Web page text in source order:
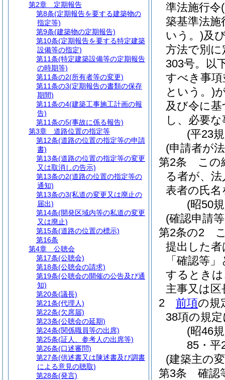
準法施行令
築基準法施
いう。)及
方法で別
303号。以
すべき事
という。)
及び令に
し、必要
(平23
(申請者が
第2条
この
る者が、
表者の氏
(昭50
(確認申請
第2条の2
提出した者
「確認等
するとき
主事又は
2
前項の規
38項の規
(昭46
85・平
(建築主の
第3条
確認
第2章
定期報告
第8条(定期報告を要する建築物の
指定等)
第9条(建築物の定期報告)
第10条(定期報告を要する特定建築
設備等の指定)
第11条(特定建築設備等の定期報告
の時期等)
第11条の2(所有者等の変更)
第11条の3(定期報告の書類の保存
期間)
第11条の4(建築工事施工計画の報
告)
第11条の5(事故に係る報告)
第3章
道路位置の指定等
第12条(道路の位置の指定等の申請
書)
第13条(道路の位置の指定等の変更
又は取消しの告示)
第13条の2(道路の位置の指定等の
通知)
第13条の3(私道の変更又は廃止の
届出)
第14条(開発区域内等の私道の変更
又は廃止)
第15条(道路の位置の標示)
第16条
第4章
公聴会
第17条(公聴会)
第18条(公聴会の請求)
第19条(公聴会の開催の公告及び通
知)
第20条(議長)
第21条(代理人)
第22条(欠席届)
第23条(公聴会の延期)
第24条(関係職員等の出席)
第25条(証人、参考人の出席等)
第26条(口述審問)
第27条(供述書又は陳述書及び調書
による意見の聴取)
第28条(発言)